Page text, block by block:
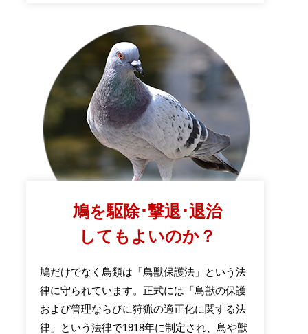
鳩を駆除･撃退･退治
してもよいのか？
鳩だけでなく鳥類は「鳥獣保護法」という法
律に守られています。正式には「鳥獣の保護
および管理ならびに狩猟の適正化に関する法
律」という法律で1918年に制定され、鳥や獣